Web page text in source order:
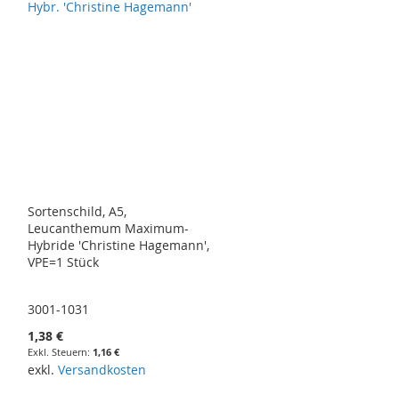
Sortenschild, A5,
Leucanthemum Maximum-
Hybride 'Christine Hagemann',
VPE=1 Stück
3001-1031
1,38 €
1,16 €
exkl. Versandkosten